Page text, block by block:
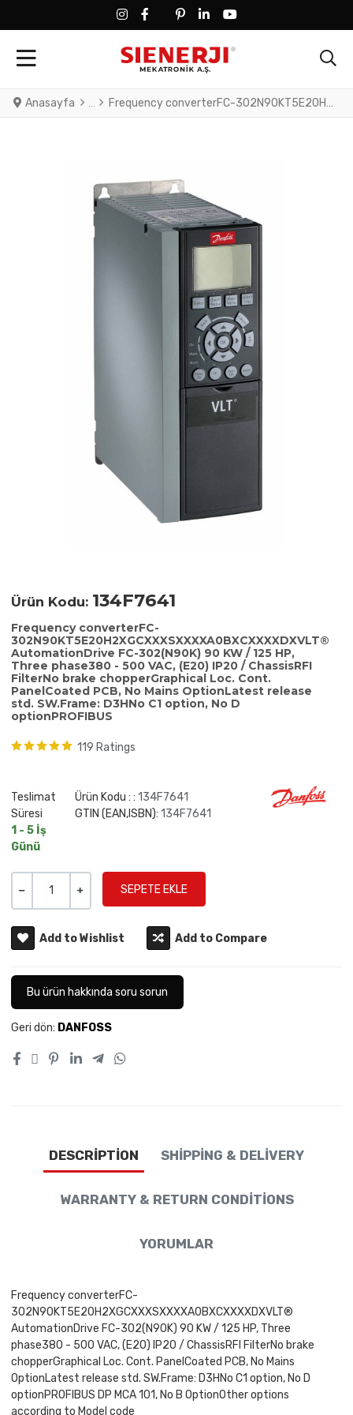
FACEBOOK SOCIAL LINK
FACEBOOK SOCIAL LINK
TWITTER SOCIAL LINK
PINTEREST SOCIAL LINK
LINKEDIN SOCIAL LINK
YOUTUBE SOCIAL LINK
Anasayfa Frequency converterFC-302N90KT5E20H2XGCXXXSXXXXA0BXCXXXXDXVLT® AutomationDrive FC-302(N90K) 90 KW / 125 HP, Three phase380 - 500 VAC, (E20) IP20 / ChassisRFI FilterNo brake chopperGraphical Loc. Cont. PanelCoated PCB, No Mains OptionLatest release std. SW.Frame: D3HNo C1 option, No D optionPROFIBUS
Ürün Kodu: 134F7641
Frequency converterFC-
302N90KT5E20H2XGCXXXSXXXXA0BXCXXXXDXVLT®
AutomationDrive FC-302(N90K) 90 KW / 125 HP,
Three phase380 - 500 VAC, (E20) IP20 / ChassisRFI
FilterNo brake chopperGraphical Loc. Cont.
PanelCoated PCB, No Mains OptionLatest release
std. SW.Frame: D3HNo C1 option, No D
optionPROFIBUS
119 Ratings
Teslimat
Süresi
1 - 5 İş
Günü
Ürün Kodu : : 134F7641
GTIN (EAN,ISBN): 134F7641
Add to Wishlist Add to Compare
Bu ürün hakkında soru sorun
Geri dön: DANFOSS
DESCRIPTION SHIPPING & DELIVERY
WARRANTY & RETURN CONDITIONS
YORUMLAR
Frequency converterFC-
302N90KT5E20H2XGCXXXSXXXXA0BXCXXXXDXVLT®
AutomationDrive FC-302(N90K) 90 KW / 125 HP, Three
phase380 - 500 VAC, (E20) IP20 / ChassisRFI FilterNo brake
chopperGraphical Loc. Cont. PanelCoated PCB, No Mains
OptionLatest release std. SW.Frame: D3HNo C1 option, No D
optionPROFIBUS DP MCA 101, No B OptionOther options
according to Model code